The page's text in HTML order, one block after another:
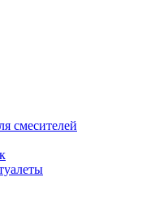
смесителей